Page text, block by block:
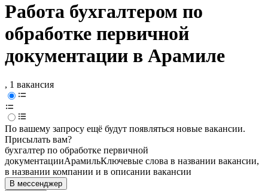
Работа бухгалтером по
обработке первичной
документации в Арамиле
, 1 вакансия
По вашему запросу ещё будут появляться новые вакансии.
Присылать вам?
бухгалтер по обработке первичной
документацииАрамильКлючевые слова в названии вакансии,
в названии компании и в описании вакансии
В мессенджер